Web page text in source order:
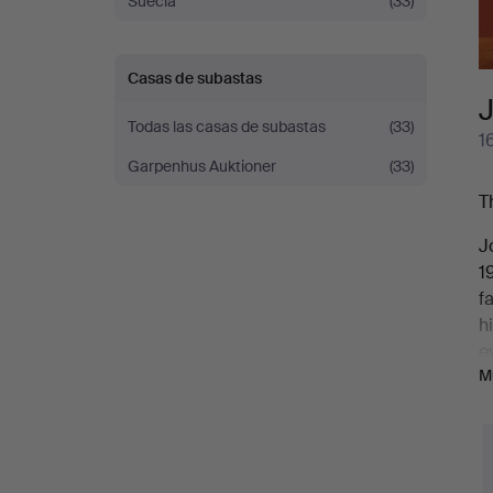
Casas de subastas
Todas las casas de subastas
(33)
Garpenhus Auktioner
(33)